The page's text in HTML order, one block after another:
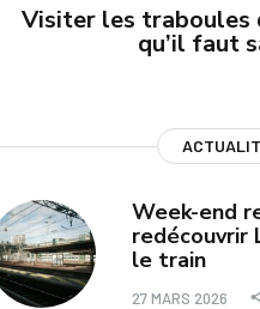
Visiter les traboules
qu’il faut
Week-end
redécouvrir
le train
27 MARS 2026